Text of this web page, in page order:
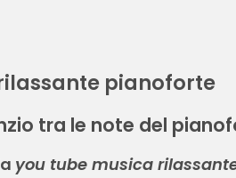
pianoforte
tra le note del
you tube musica